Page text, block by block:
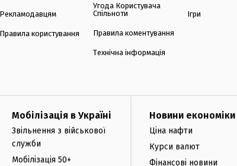
Рекламодавцям
Правила користування
Угода Користувача
Спільноти
Правила коментування
Технічна інформація
Ігри
Мобілізація в Україні
Звільнення з військової
служби
Мобілізація 50+
Новини економіки
Ціна нафти
Курси валют
Фінансові новини